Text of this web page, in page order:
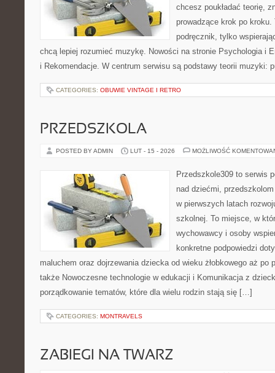
chcesz poukładać teorię,
prowadzące krok po
podręcznik, tylko
chcą lepiej rozumieć muzykę. Nowości na stronie Psychologia i
i Rekomendacje. W centrum serwisu są podstawy teorii muzyki:
CATEGORIES: OBUWIE VINTAGE I RETRO
PRZEDSZKOLA
POSTED BY ADMIN LUT - 15 - 2026 MOŻLIWOŚĆ
Przedszkole309 to serwis
nad dziećmi,
w pierwszych latach
szkolnej. To miejsce, w
wychowawcy i osoby
konkretne podpowiedzi
maluchem oraz dojrzewania dziecka od wieku żłobkowego aż po
także Nowoczesne technologie w edukacji i Komunikacja z
porządkowanie tematów, które dla wielu rodzin stają się […]
CATEGORIES: MONTRAVELS
ZABIEGI NA TWARZ